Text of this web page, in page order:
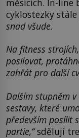
měsících. In-line
cyklostezky
snad všude.
Na fitness
posilovat,
zahřát pro další
Dalším stupněm
sestavy, které
především posílit
partie,“sdělují